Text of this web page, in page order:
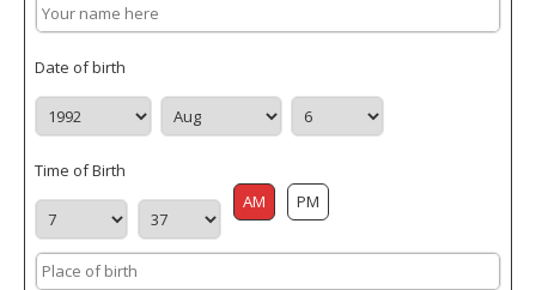
Date of birth
Time of Birth
AM
PM